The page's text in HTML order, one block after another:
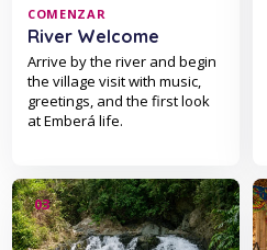
COMENZAR
River Welcome
Arrive by the river and begin
the village visit with music,
greetings, and the first look
at Emberá life.